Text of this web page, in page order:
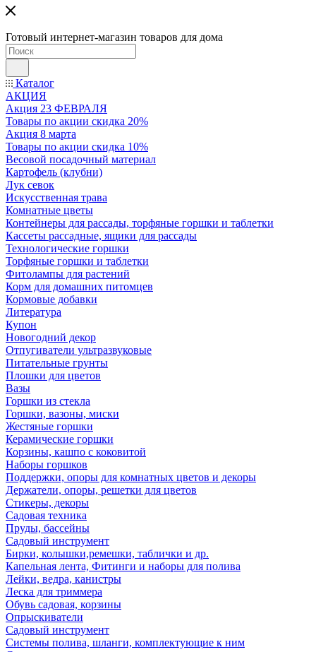
Готовый интернет-магазин товаров для дома
Каталог
АКЦИЯ
Акция 23 ФЕВРАЛЯ
Товары по акции скидка 20%
Акция 8 марта
Товары по акции скидка 10%
Весовой посадочный материал
Картофель (клубни)
Лук севок
Искусственная трава
Комнатные цветы
Контейнеры для рассады, торфяные горшки и таблетки
Кассеты рассадные, ящики для рассады
Технологические горшки
Торфяные горшки и таблетки
Фитолампы для растений
Корм для домашних питомцев
Кормовые добавки
Литература
Купон
Новогодний декор
Отпугиватели ультразвуковые
Питательные грунты
Плошки для цветов
Вазы
Горшки из стекла
Горшки, вазоны, миски
Жестяные горшки
Керамические горшки
Корзины, кашпо с коковитой
Наборы горшков
Поддержки, опоры для комнатных цветов и декоры
Держатели, опоры, решетки для цветов
Стикеры, декоры
Садовая техника
Пруды, бассейны
Садовый инструмент
Бирки, колышки,ремешки, таблички и др.
Капельная лента, Фитинги и наборы для полива
Лейки, ведра, канистры
Леска для триммера
Обувь садовая, корзины
Опрыскиватели
Садовый инструмент
Системы полива, шланги, комплектующие к ним